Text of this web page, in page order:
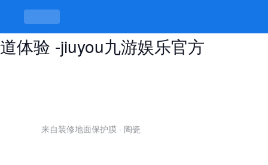
大丰哪个巷子好玩，隐秘角落里的地
道体验 -jiuyou九游娱乐官方
来自装修地面保护膜 · 陶瓷